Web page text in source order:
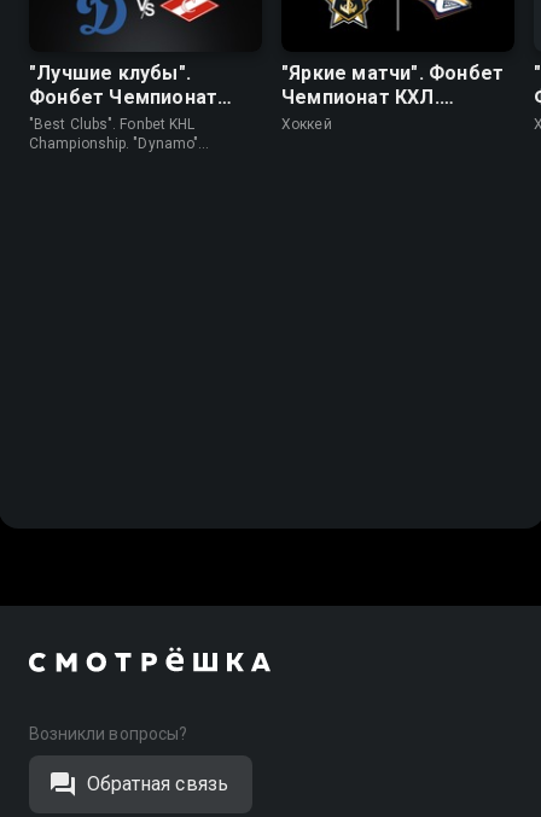
"Лучшие клубы".
Фонбет Чемпионат
КХЛ. "Динамо"
(Москва) - "Спартак"
"Best Clubs". Fonbet KHL
Championship. "Dynamo"
"Яркие матчи". Фонбет
Чемпионат КХЛ.
"Адмирал" -
Хоккей
Возникли вопросы?
Обратная связь